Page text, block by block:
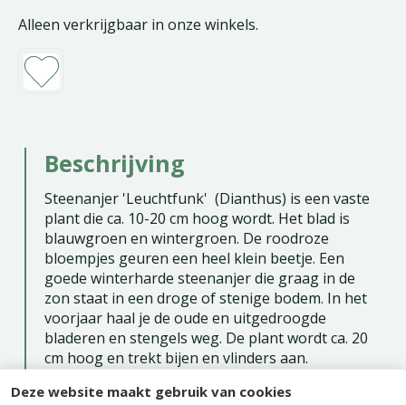
Deze website maakt gebruik van cookies
Alleen verkrijgbaar in onze winkels.
Beschrijving
Steenanjer 'Leuchtfunk' (Dianthus) is een vaste
plant die ca. 10-20 cm hoog wordt. Het blad is
blauwgroen en wintergroen. De roodroze
bloempjes geuren een heel klein beetje. Een
goede winterharde steenanjer die graag in de
zon staat in een droge of stenige bodem. In het
voorjaar haal je de oude en uitgedroogde
bladeren en stengels weg. De plant wordt ca. 20
cm hoog en trekt bijen en vlinders aan.